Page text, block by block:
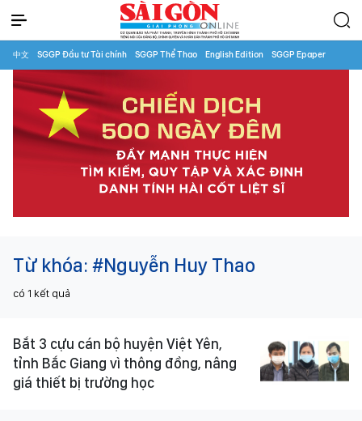
中文 SGGP Đầu tư Tài chính SGGP Thể Thao English Edition SGGP Epaper
Từ khóa: #Nguyễn Huy Thao
có 1 kết quả
Bắt 3 cựu cán bộ huyện Việt Yên,
tỉnh Bắc Giang vì thông đồng, nâng
giá thiết bị trường học